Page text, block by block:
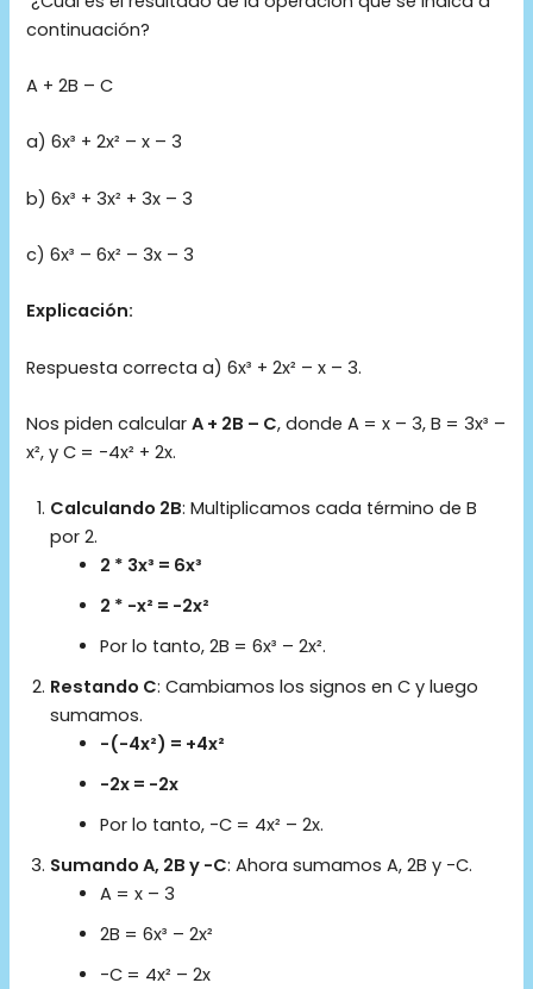
continuación?
A + 2B – C
a) 6x³ + 2x² – x – 3
b) 6x³ + 3x² + 3x – 3
c) 6x³ – 6x² – 3x – 3
Explicación:
Respuesta correcta a) 6x³ + 2x² – x – 3.
Nos piden calcularA + 2B – C, donde A = x – 3, B = 3x³ –
x², y C = -4x² + 2x.
Calculando 2B: Multiplicamos cada término de B
por 2.
2 * 3x³ = 6x³
2 * -x² = -2x²
Por lo tanto, 2B = 6x³ – 2x².
Restando C: Cambiamos los signos en C y luego
sumamos.
-(-4x²) = +4x²
-2x = -2x
Por lo tanto, -C = 4x² – 2x.
Sumando A, 2B y -C: Ahora sumamos A, 2B y -C.
A = x – 3
2B = 6x³ – 2x²
-C = 4x² – 2x